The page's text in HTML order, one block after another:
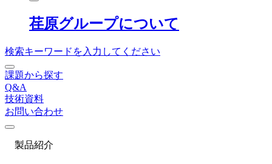
荏原グループについて
検索キーワードを入力してください
課題から探す
Q&A
技術資料
お問い合わせ
製品紹介